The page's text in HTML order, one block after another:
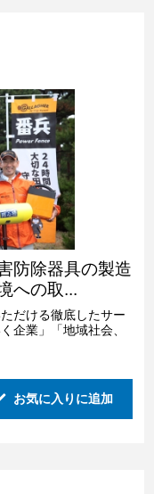
防除器具の製造
への取...
だける徹底したサー
企業」「地域社会、
お気に入りに追加